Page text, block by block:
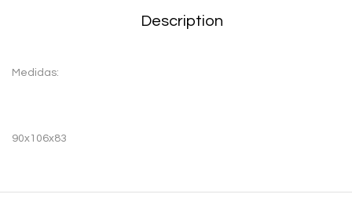
Description
Medidas:
90x106x83